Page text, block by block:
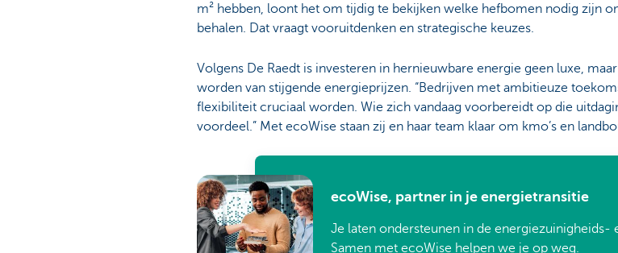
m² hebben, loont het om tijdig te bekijken welke hefbomen nodig zijn
behalen. Dat vraagt vooruitdenken en strategische keuzes.
Volgens De Raedt is investeren in hernieuwbare energie geen luxe,
worden van stijgende energieprijzen. “Bedrijven met ambitieuze
flexibiliteit cruciaal worden. Wie zich vandaag voorbereidt op die
voordeel.” Met ecoWise staan zij en haar team klaar om kmo’s en
ecoWise, partner in je energietransitie
Je laten ondersteunen in de energiezuinigheids-
Samen met ecoWise helpen we je op weg.